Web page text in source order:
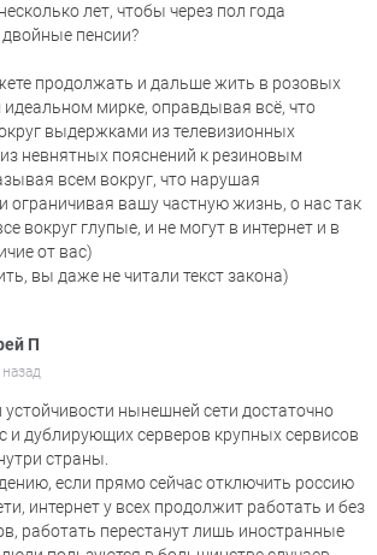
лет, чтобы через пол года
пенсии?
продолжать и дальше жить в розовых
идеальном мирке, оправдывая всё, что
выдержками из телевизионных
невнятных пояснений к резиновым
всем вокруг, что нарушая
ограничивая вашу частную жизнь, о нас так
вокруг глупые, и не могут в интернет и в
от вас)
вы даже не читали текст закона)
П
нынешней сети достаточно
и дублирующих серверов крупных сервисов
страны.
если прямо сейчас отключить россию
интернет у всех продолжит работать и без
работать перестанут лишь иностранные